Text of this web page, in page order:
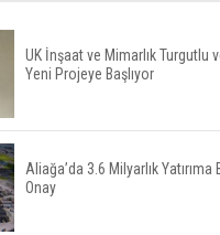
Aileden Miras Kalan Ev Nasıl Satılır?
UK İnşaat ve Mimarlık Turgutlu
Yeni Projeye Başlıyor
Aliağa’da 3.6 Milyarlık Yatırıma
Onay